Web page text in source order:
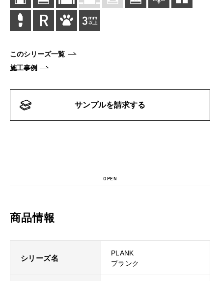
このシリーズ一覧
施工事例
サンプルを請求する
OPEN
商品情報
シリーズ名
PLANK
プランク